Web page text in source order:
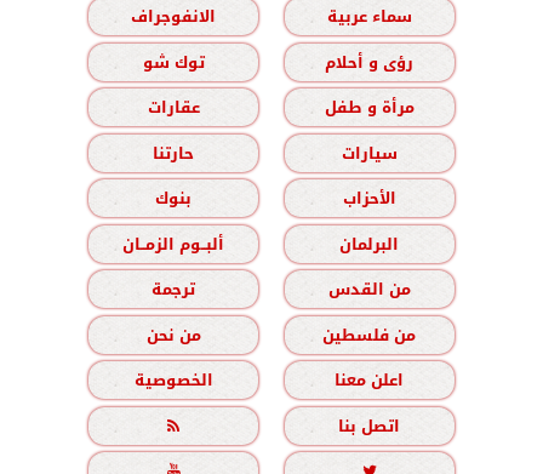
سماء عربية
الانفوجراف
رؤى و أحلام
توك شو
مرأة و طفل
عقارات
سيارات
حارتنا
الأحزاب
بنوك
البرلمان
ألبــوم الزمــان
من القدس
ترجمة
من فلسطين
من نحن
اعلن معنا
الخصوصية
اتصل بنا
